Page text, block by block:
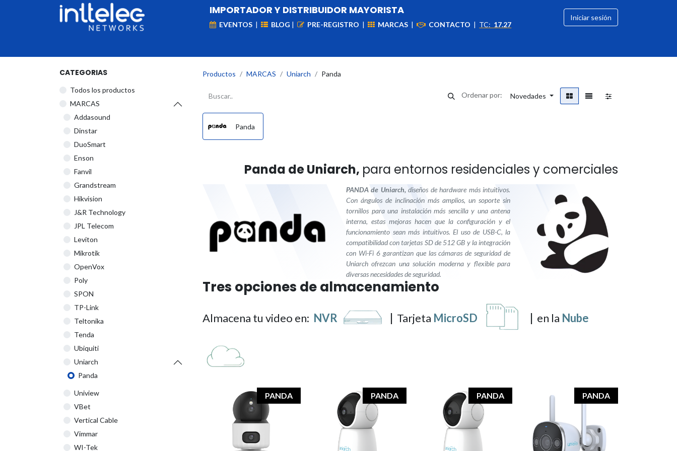
IMPORTADOR Y DISTRIBUIDOR MAYORISTA
EVENTOS | BLOG | PRE-REGISTRO | MARCAS | CONTACTO | TC: 17.27
Iniciar sesión
CATEGORIAS
Todos los productos
​MARCAS
Addasound
Dinstar
DuoSmart
Enson
Fanvil
Grandstream
Hikvision
J&R Technology
JPL Telecom
Leviton
Mikrotik
OpenVox
Poly
SPON
TP-Link
Teltonika
Tenda
Ubiquiti
Uniarch
Panda
Uniview
VBet
Vertical Cable
Vimmar
WI-Tek
Productos ​MARCAS Uniarch Panda
Ordenar por: Novedades
Panda
Panda de Uniarch, para entornos residenciales y comerciales
PANDA de Uniarch,diseños de hardware más intuitivos.
Con ángulos de inclinación más amplios, un soporte sin
tornillos para una instalación más sencilla y una antena
interna, estas mejoras hacen que la configuración y el
funcionamiento sean más intuitivos. El uso de USB-C, la
compatibilidad con tarjetas SD de 512 GB y la integración
con Wi-Fi 6 garantizan que las cámaras de seguridad de
Uniarch ofrezcan una solución moderna y flexible para
diversas necesidades de seguridad. ​
Tres opciones de almacenamiento
Almacena tu video en: NVR | Tarjeta MicroSD | en la Nube
PANDA PANDA PANDA PANDA